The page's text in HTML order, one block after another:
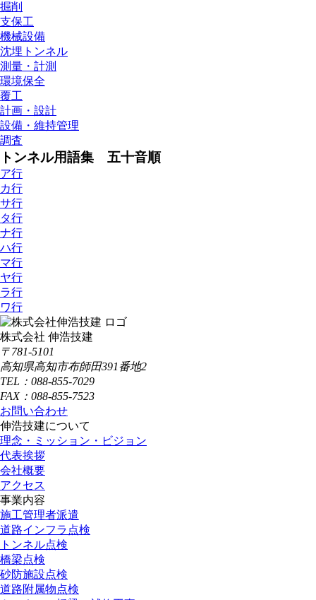
掘削
支保工
機械設備
沈埋トンネル
測量・計測
環境保全
覆工
計画・設計
設備・維持管理
調査
トンネル用語集 五十音順
ア行
カ行
サ行
タ行
ナ行
ハ行
マ行
ヤ行
ラ行
ワ行
株式会社 伸浩技建
〒781-5101
高知県高知市布師田391番地2
TEL：088-855-7029
FAX：088-855-7523
お問い合わせ
伸浩技建について
理念・ミッション・ビジョン
代表挨拶
会社概要
アクセス
事業内容
施工管理者派遣
道路インフラ点検
トンネル点検
橋梁点検
砂防施設点検
道路附属物点検